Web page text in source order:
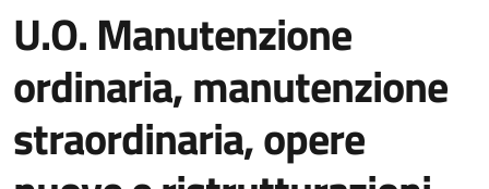
U.O. Manutenzione
ordinaria, manutenzione
straordinaria, opere